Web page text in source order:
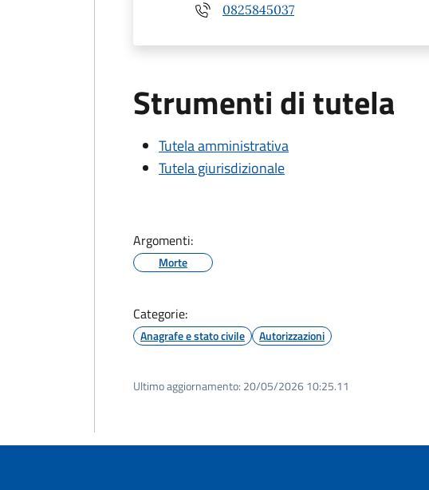
0825845037
Strumenti di tutela
Tutela amministrativa
Tutela giurisdizionale
Argomenti:
Morte
Categorie:
Anagrafe e stato civile Autorizzazioni
Ultimo aggiornamento: 20/05/2026 10:25.11